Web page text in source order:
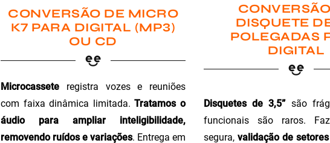
CONVERSÃO DE MICRO
K7 PARA DIGITAL (MP3)
OU CD
Microcassete registra vozes e reuniões
com faixa dinâmica limitada.Tratamos o
áudio para ampliar inteligibilidade,
removendo ruídos e variações. Entrega em
DISQUETE
POLEGADAS
DIGITAL
Disquetes de 3,5”são
funcionais são raros.
segura, validação de